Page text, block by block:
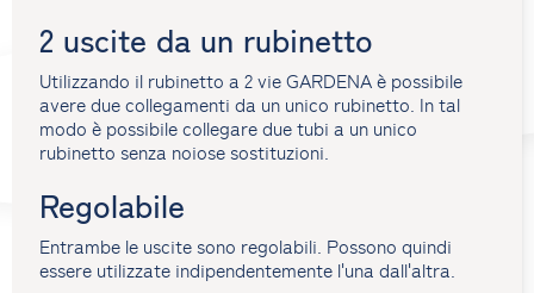
2 uscite da un rubinetto
Utilizzando il rubinetto a 2 vie GARDENA è possibile
avere due collegamenti da un unico rubinetto. In tal
modo è possibile collegare due tubi a un unico
rubinetto senza noiose sostituzioni.
Regolabile
Entrambe le uscite sono regolabili. Possono quindi
essere utilizzate indipendentemente l'una dall'altra.